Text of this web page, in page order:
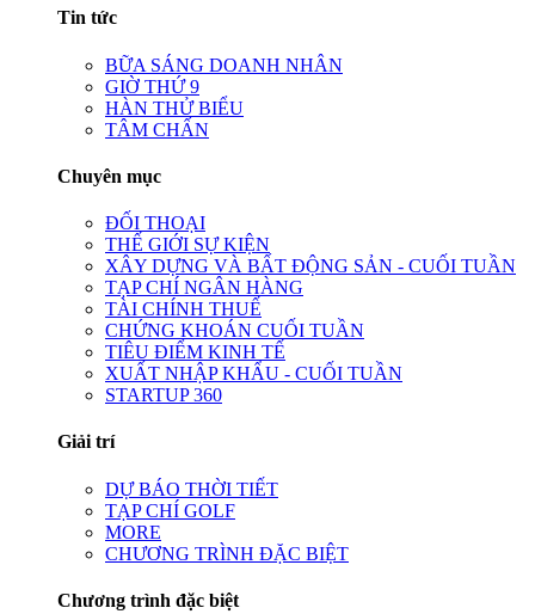
Tin tức
BỮA SÁNG DOANH NHÂN
GIỜ THỨ 9
HÀN THỬ BIỂU
TÂM CHẤN
Chuyên mục
ĐỐI THOẠI
THẾ GIỚI SỰ KIỆN
XÂY DỰNG VÀ BẤT ĐỘNG SẢN - CUỐI TUẦN
TẠP CHÍ NGÂN HÀNG
TÀI CHÍNH THUẾ
CHỨNG KHOÁN CUỐI TUẦN
TIÊU ĐIỂM KINH TẾ
XUẤT NHẬP KHẨU - CUỐI TUẦN
STARTUP 360
Giải trí
DỰ BÁO THỜI TIẾT
TẠP CHÍ GOLF
MORE
CHƯƠNG TRÌNH ĐẶC BIỆT
Chương trình đặc biệt